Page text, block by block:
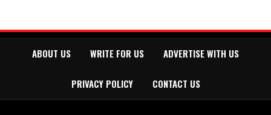
ABOUT US WRITE FOR US ADVERTISE WITH US
PRIVACY POLICY CONTACT US